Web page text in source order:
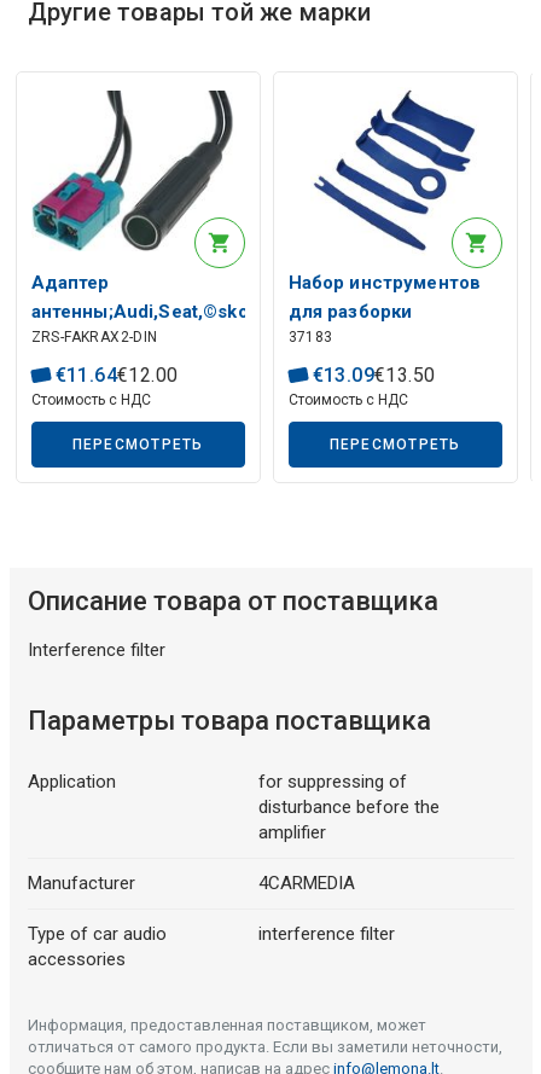
Описание искусственного интеллекта
Описание искусственного интеллекта
Другие товары той же марки
Адаптер
антенны;Audi,Seat,©skoda,VW;прямой
ZRS-FAKRAX2-DIN
€11 .64€12.00
Стоимость с НДС
ПЕРЕСМОТРЕТЬ
Набор инструментов
для разборки
автомобиля ZN03
37183
€13.09€13.50
Стоимость с НДС
ПЕРЕСМОТРЕТЬ
Описание товара от поставщика
Interference filter
Параметры товара поставщика
Application
for suppressing of
disturbance before the
amplifier
Manufacturer 4CARMEDIA
Type of car audio
accessories
interference filter
Информация, предоставленная поставщиком, может
отличаться от самого продукта. Если вы заметили неточности,
сообщите нам об этом, написав на адрес info@lemona.lt.